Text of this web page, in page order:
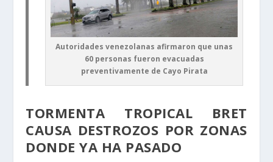
Autoridades venezolanas afirmaron que unas
60 personas fueron evacuadas
preventivamente de Cayo Pirata
TORMENTA TROPICAL BRET
CAUSA DESTROZOS POR ZONAS
DONDE YA HA PASADO